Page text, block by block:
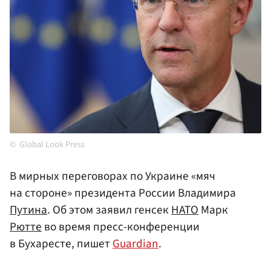
Global Look Press
В мирных переговорах по Украине «мяч
на стороне» президента России Владимира
Путина. Об этом заявил генсекНАТОМарк
Рюттево время пресс-конференции
в Бухаресте, пишетGuardian.